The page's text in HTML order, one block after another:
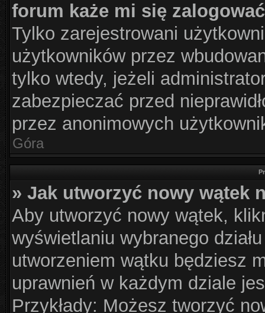
forum każe mi się
Tylko zarejestrowani
użytkowników przez
tylko wtedy, jeżeli
zabezpieczać przed
przez anonimowych
Góra
» Jak utworzyć nowy wątek
Aby utworzyć nowy wątek,
wyświetlaniu wybranego
utworzeniem wątku będziesz
uprawnień w każdym dziale
Przykłady: Możesz tworzyć